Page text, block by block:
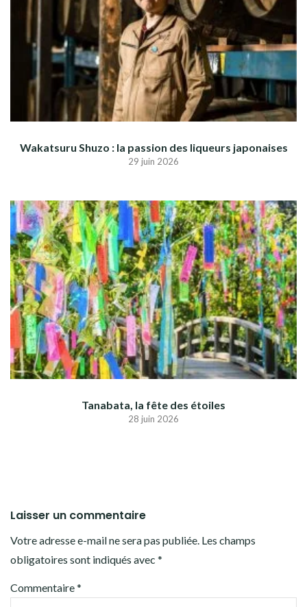
Wakatsuru Shuzo : la passion des liqueurs japonaises
29 juin 2026
Tanabata, la fête des étoiles
28 juin 2026
Laisser un commentaire
Votre adresse e-mail ne sera pas publiée. Les champs
obligatoires sont indiqués avec *
Commentaire*